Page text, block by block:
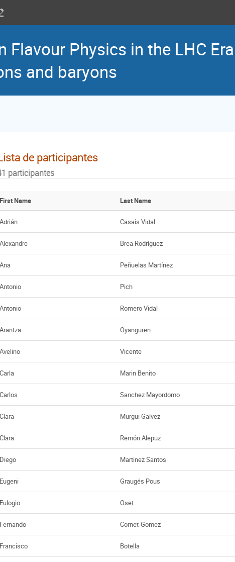
Flavour Physics in the LHC
and baryons
de participantes
participantes
First Name Last Name
Adrián Casais Vidal
Alexandre Brea Rodríguez
Ana Peñuelas Martínez
Antonio Pich
Antonio Romero Vidal
Arantza Oyanguren
Avelino Vicente
Carla Marin Benito
Carlos Sanchez Mayordomo
Clara Murgui Galvez
Clara Remón Alepuz
Diego Martinez Santos
Eugeni Graugés Pous
Eulogio Oset
Fernando Cornet-Gomez
Francisco Botella